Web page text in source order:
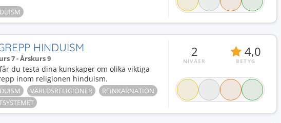
HINDUISM
7 - Årskurs 9
du testa dina kunskaper om olika viktiga
inom religionen hinduism.
VÄRLDSRELIGIONER
REINKARNATION
2
NIVÅER
4,0
BETYG